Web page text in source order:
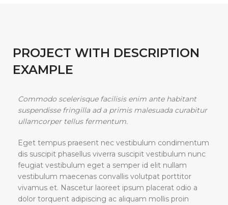
PROJECT WITH DESCRIPTION
EXAMPLE
Commodo scelerisque facilisis enim ante habitant
suspendisse fringilla ad a primis malesuada curabitur
ullamcorper tellus fermentum.
Eget tempus praesent nec vestibulum condimentum
dis suscipit phasellus viverra suscipit vestibulum nunc
feugiat vestibulum eget a semper id elit nullam
vestibulum maecenas convallis volutpat porttitor
vivamus et. Nascetur laoreet ipsum placerat odio a
dolor torquent adipiscing ac aliquam mollis proin